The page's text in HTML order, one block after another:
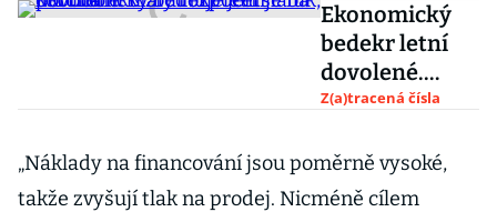
Ekonomický
bedekr letní
dovolené.
Malý rozpočet
portmonku
zruinuje jen
Z(a)tracená čísla
„Náklady na financování jsou poměrně vysoké,
takže zvyšují tlak na prodej. Nicméně cílem